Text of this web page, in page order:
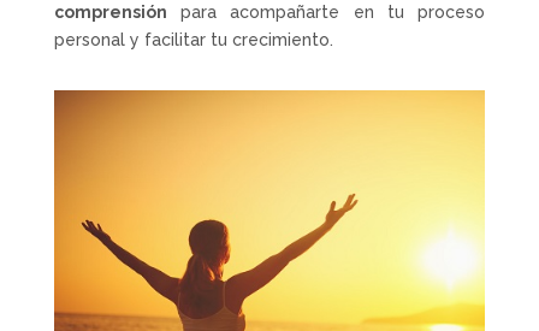
comprensión para acompañarte en tu proceso
personal y facilitar tu crecimiento.